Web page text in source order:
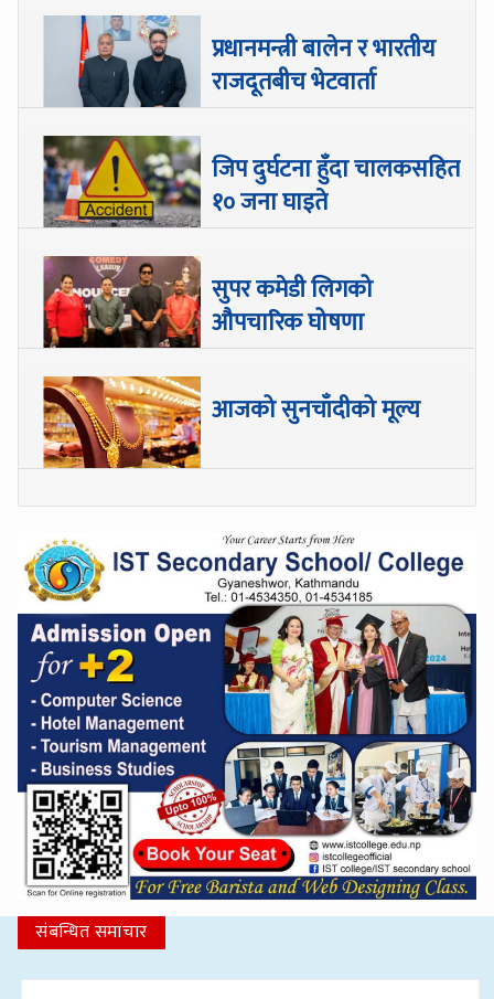
प्रधानमन्त्री बालेन र भारतीय
राजदूतबीच भेटवार्ता
जिप दुर्घटना हुँदा चालकसहित
१० जना घाइते
सुपर कमेडी लिगको
औपचारिक घोषणा
आजको सुनचाँदीको मूल्य
संबन्धित समाचार